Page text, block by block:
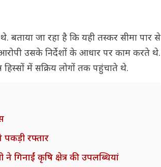
जा रहा है कि यही तस्कर सीमा पार से
उसके निर्देशों के आधार पर काम करते थे.
में सक्रिय लोगों तक पहुंचाते थे.
पकड़ी रफ्तार
गिनाईं कृषि क्षेत्र की उपलब्धियां